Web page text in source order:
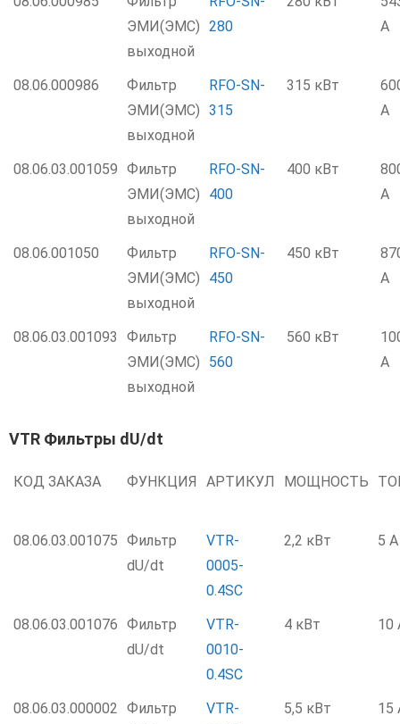
ЭМИ(ЭМС)
выходной
280
А
08.06.000986
Фильтр
ЭМИ(ЭМС)
выходной
RFO-SN-
315
315 кВт
А
08.06.03.001059 Фильтр
ЭМИ(ЭМС)
выходной
RFO-SN-
400
400 кВт
А
08.06.001050
Фильтр
ЭМИ(ЭМС)
выходной
RFO-SN-
450
450 кВт
А
08.06.03.001093
Фильтр
ЭМИ(ЭМС)
выходной
RFO-SN-
560
560 кВт
А
VTR Фильтры dU/dt
КОД ЗАКАЗА ФУНКЦИЯ АРТИКУЛ МОЩНОСТЬ
08.06.03.001075 Фильтр
dU/dt
VTR-
0005-
0.4SC
2,2 кВт 5 А
08.06.03.001076 Фильтр
dU/dt
VTR-
0010-
0.4SC
4 кВт 10
08.06.03.000002 Фильтр
VTR-
5,5 кВт 15